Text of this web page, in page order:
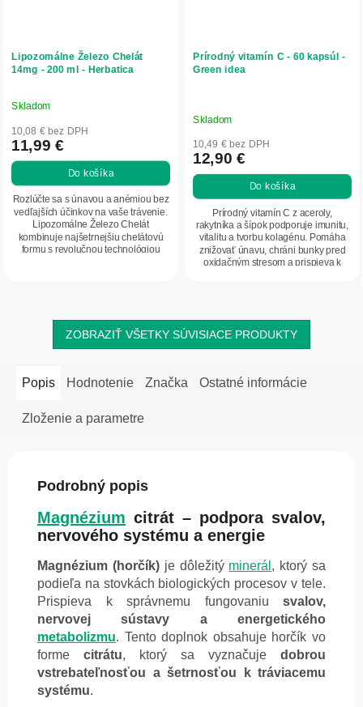
Lipozomálne Železo Chelát
14mg - 200 ml - Herbatica
Priemerné
hodnotenie
produktu
je
5,0
z
5
hviezdičiek.
Skladom
10,08 € bez DPH
11,99 €
Do košíka
Rozlúčte sa s únavou a anémiou bez
vedľajších účinkov na vaše trávenie.
Lipozomálne Železo Chelát
kombinuje najšetrnejšiu chelátovú
formu s revolučnou technológiou
Prírodný vitamín C - 60 kapsúl -
Green idea
Skladom
10,49 € bez DPH
12,90 €
Do košíka
Prírodný vitamín C z aceroly,
rakytníka a šípok podporuje imunitu,
vitalitu a tvorbu kolagénu. Pomáha
znižovať únavu, chráni bunky pred
oxidačným stresom a prispieva k
ZOBRAZIŤ VŠETKY SÚVISIACE PRODUKTY
Popis Hodnotenie Značka Ostatné informácie
Zloženie a parametre
Podrobný popis
Magnézium citrát – podpora svalov,
nervového systému a energie
Magnézium (horčík)je dôležitý minerál , ktorý sa
podieľa na stovkách biologických procesov v tele.
Prispieva k správnemu fungovaniu svalov,
nervovej sústavy a energetického
metabolizmu. Tento doplnok obsahuje horčík vo
forme citrátu, ktorý sa vyznačuje dobrou
vstrebateľnosťou a šetrnosťou k tráviacemu
systému.